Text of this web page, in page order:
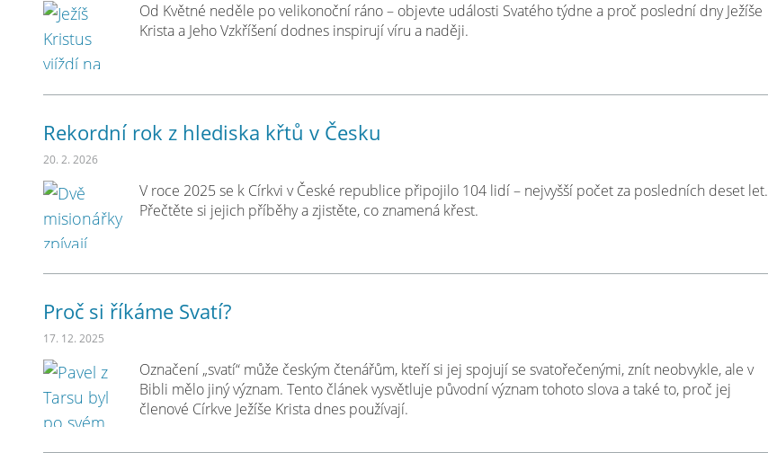
Od Květné neděle po velikonoční ráno – objevte události Svatého týdne a proč poslední dny Ježíše
Krista a Jeho Vzkříšení dodnes inspirují víru a naději.
Rekordní rok z hlediska křtů v Česku
20. 2. 2026
V roce 2025 se k Církvi v České republice připojilo 104 lidí – nejvyšší počet za posledních deset let.
Přečtěte si jejich příběhy a zjistěte, co znamená křest.
Proč si říkáme Svatí?
17. 12. 2025
Označení „svatí“ může českým čtenářům, kteří si jej spojují se svatořečenými, znít neobvykle, ale v
Bibli mělo jiný význam. Tento článek vysvětluje původní význam tohoto slova a také to, proč jej
členové Církve Ježíše Krista dnes používají.